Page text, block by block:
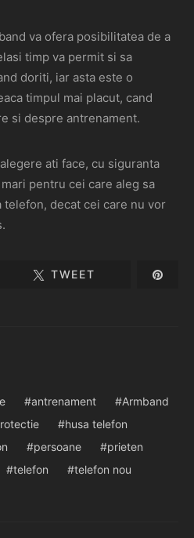
va ofera posibilitatea de a
timp va permit si sa
doriti, iar asta este o
timpul mai placut, cand
si despre antrenament.
ati face, cu siguranta
pentru cei care aleg sa
decat cei care nu vor
TWEET
antrenament
Armband
husa telefon
persoane
prieten
telefon telefon nou